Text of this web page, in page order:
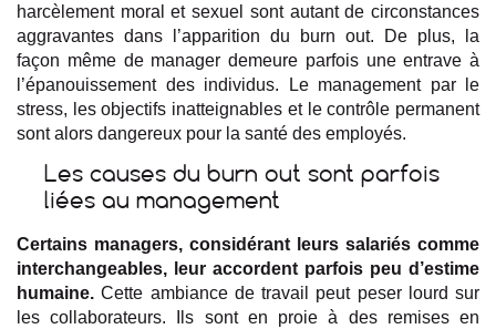
harcèlement moral et sexuel sont autant de circonstances
aggravantes dans l’apparition du burn out. De plus, la
façon même de manager demeure parfois une entrave à
l’épanouissement des individus. Le management par le
stress, les objectifs inatteignables et le contrôle permanent
sont alors dangereux pour la santé des employés.
Les causes du burn out sont parfois
liées au management
Certains managers, considérant leurs salariés comme
interchangeables, leur accordent parfois peu d’estime
humaine. Cette ambiance de travail peut peser lourd sur
les collaborateurs. Ils sont en proie à des remises en